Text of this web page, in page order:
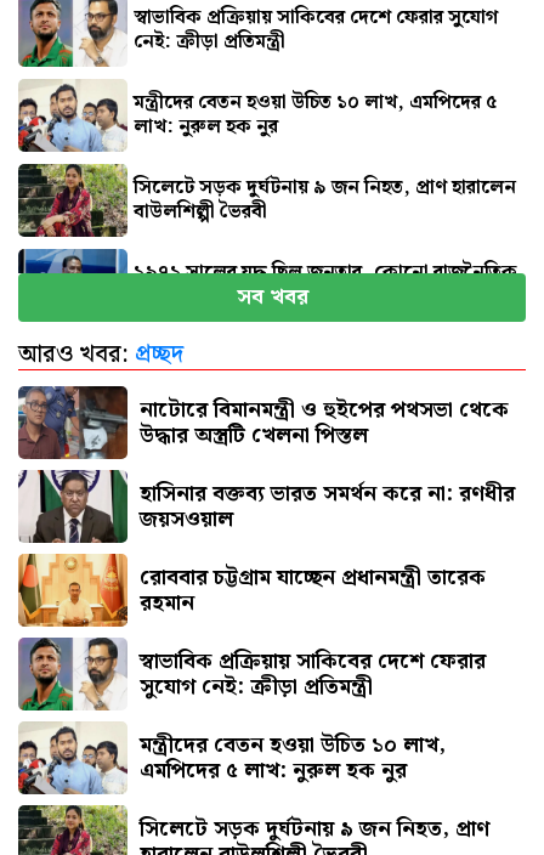
স্বাভাবিক প্রক্রিয়ায় সাকিবের দেশে ফেরার সুযোগ
নেই: ক্রীড়া প্রতিমন্ত্রী
মন্ত্রীদের বেতন হওয়া উচিত ১০ লাখ, এমপিদের ৫
লাখ: নুরুল হক নুর
সিলেটে সড়ক দুর্ঘটনায় ৯ জন নিহত, প্রাণ হারালেন
বাউলশিল্পী ভৈরবী
১৯৭১ সালের যুদ্ধ ছিল জনতার, কোনো রাজনৈতিক
দলের নয় : ভারপ্রাপ্ত রাষ্ট্রপতি
রাষ্ট্রের গুরুত্বপূর্ণ ব্যক্তিদের নিয়ে অপপ্রচারের বিরুদ্ধে
সব খবর
আরও খবর: প্রচ্ছদ
নাটোরে বিমানমন্ত্রী ও হুইপের পথসভা থেকে
উদ্ধার অস্ত্রটি খেলনা পিস্তল
হাসিনার বক্তব্য ভারত সমর্থন করে না: রণধীর
জয়সওয়াল
রোববার চট্টগ্রাম যাচ্ছেন প্রধানমন্ত্রী তারেক
রহমান
স্বাভাবিক প্রক্রিয়ায় সাকিবের দেশে ফেরার
সুযোগ নেই: ক্রীড়া প্রতিমন্ত্রী
মন্ত্রীদের বেতন হওয়া উচিত ১০ লাখ,
এমপিদের ৫ লাখ: নুরুল হক নুর
সিলেটে সড়ক দুর্ঘটনায় ৯ জন নিহত, প্রাণ